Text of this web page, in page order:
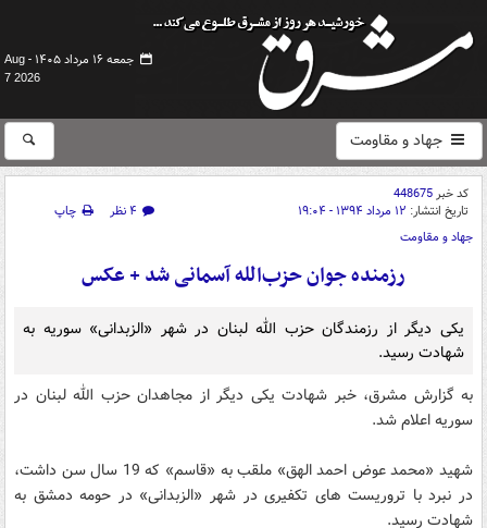
جمعه ۱۶ مرداد ۱۴۰۵ -
Aug
7 2026
جهاد و مقاومت
کد خبر448675
تاریخ انتشار: ۱۲ مرداد ۱۳۹۴ - ۱۹:۰۴ ۴ نظر
چاپ
جهاد و مقاومت
رزمنده جوان حزب‌الله آسمانی شد + عکس
یکی دیگر از رزمندگان حزب الله لبنان در شهر «الزبدانی» سوریه به
شهادت رسید.
به گزارش مشرق، خبر شهادت یکی دیگر از مجاهدان حزب الله لبنان در
سوریه اعلام شد.
شهید «محمد عوض احمد الهق» ملقب به «قاسم» که 19 سال سن داشت،
در نبرد با تروریست های تکفیری در شهر «الزبدانی» در حومه دمشق به
شهادت رسید.